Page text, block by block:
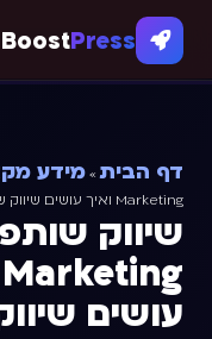
BoostPress
דף הבית» מידע
Marketing ואיך עושים שיווק שותפים מקצועי
שיווק
עושים